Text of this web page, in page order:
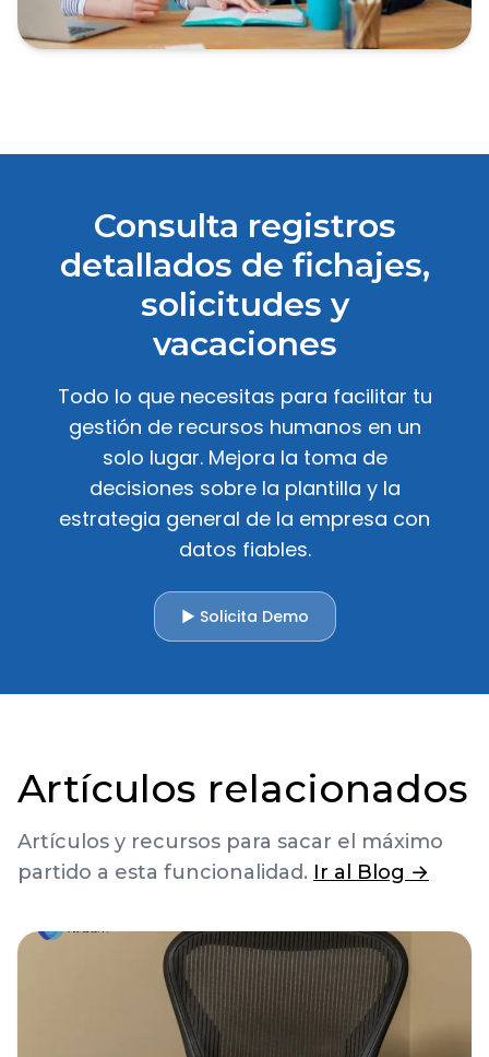
Consulta registros
detallados de fichajes,
solicitudes y
vacaciones
Todo lo que necesitas para facilitar tu
gestión de recursos humanos en un
solo lugar. Mejora la toma de
decisiones sobre la plantilla y la
estrategia general de la empresa con
datos fiables.
▶ Solicita Demo
Artículos relacionados
Artículos y recursos para sacar el máximo
partido a esta funcionalidad. Ir al Blog →